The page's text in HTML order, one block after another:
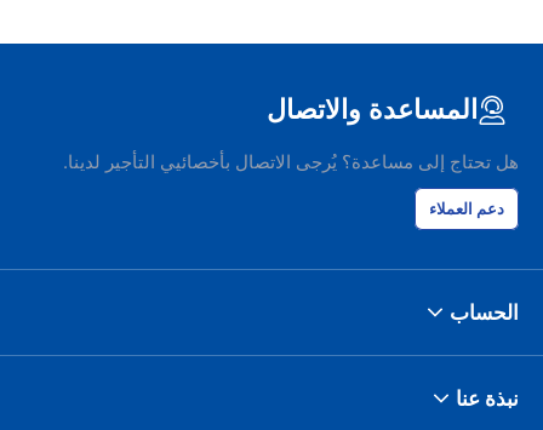
المساعدة والاتصال
هل تحتاج إلى مساعدة؟ يُرجى الاتصال بأخصائيي التأجير لدينا.
دعم العملاء
الحساب
نبذة عنا